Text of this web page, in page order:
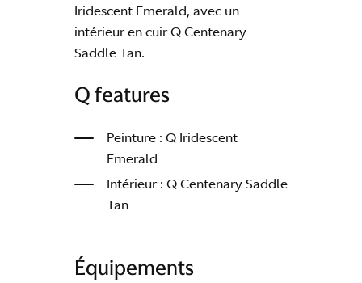
Iridescent Emerald, avec un
intérieur en cuir Q Centenary
Saddle Tan.
Q features
Peinture : Q Iridescent
Emerald
Intérieur : Q Centenary Saddle
Tan
Équipements